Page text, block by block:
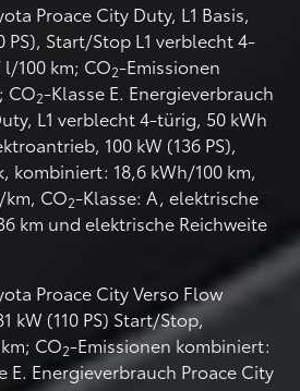
Proace City Duty, L1 Basis,
PS), Start/Stop L1 verblecht 4-
100 km; CO2-Emissionen
CO2-Klasse E. Energieverbrauch
L1 verblecht 4-türig, 50 kWh
100 kW (136 PS),
kombiniert: 18,6 kWh/100 km,
CO2-Klasse: A, elektrische
km und elektrische Reichweite
Proace City Verso Flow
kW (110 PS) Start/Stop,
CO2-Emissionen kombiniert:
E. Energieverbrauch Proace City